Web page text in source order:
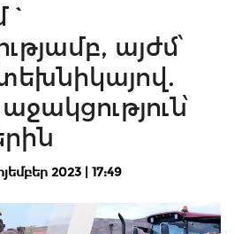
այժմ՝
2023 | 17:49